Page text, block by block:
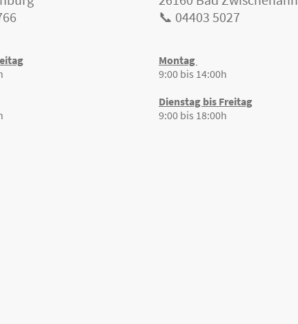
📞 04403 5027
Montag
9:00 bis 14:00h
Dienstag bis Freitag
9:00 bis 18:00h